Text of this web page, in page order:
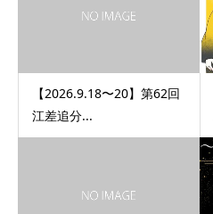
【2026.9.18〜20】第62回
江差追分...